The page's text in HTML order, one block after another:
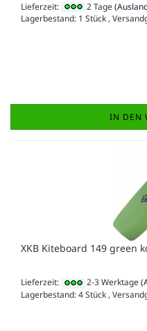
Lieferzeit: 2 Tage
Lagerbestand: 1 Stück ,
IN DEN
XKB Kiteboard 149 green
Lieferzeit: 2-3 Werktage
Lagerbestand: 4 Stück ,